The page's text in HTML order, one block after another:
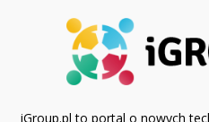
iGroup.pl to portal o nowych